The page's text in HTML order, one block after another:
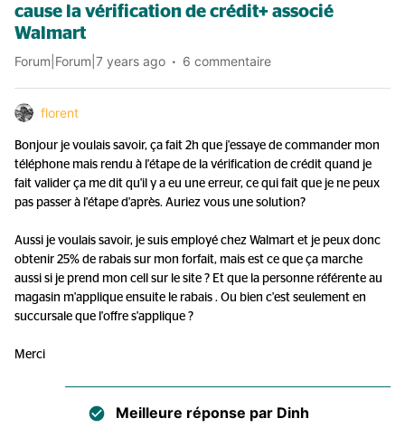
cause la vérification de crédit+ associé
Walmart
Forum|Forum|7 years ago 6 commentaire
florent
Bonjour je voulais savoir, ça fait 2h que j'essaye de commander mon
téléphone mais rendu à l'étape de la vérification de crédit quand je
fait valider ça me dit qu'il y a eu une erreur, ce qui fait que je ne peux
pas passer à l'étape d'après. Auriez vous une solution?
Aussi je voulais savoir, je suis employé chez Walmart et je peux donc
obtenir 25% de rabais sur mon forfait, mais est ce que ça marche
aussi si je prend mon cell sur le site ? Et que la personne référente au
magasin m'applique ensuite le rabais . Ou bien c'est seulement en
succursale que l'offre s'applique ?
Merci
Meilleure réponse par Dinh